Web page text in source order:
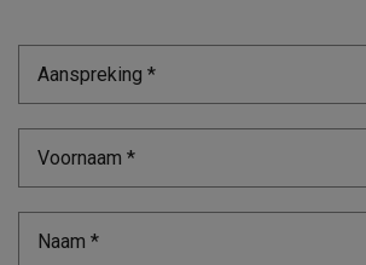
Aanspreking *